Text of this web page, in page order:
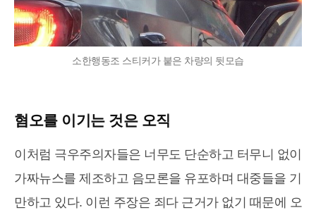
소한행동조 스티커가 붙은 차량의 뒷모습
혐오를 이기는 것은 오직
이처럼 극우주의자들은 너무도 단순하고 터무니 없이
가짜뉴스를 제조하고 음모론을 유포하며 대중들을 기
만하고 있다. 이런 주장은 죄다 근거가 없기 때문에 오